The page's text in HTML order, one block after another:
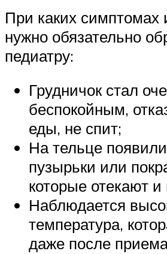
При каких симптомах
нужно обязательно
педиатру:
Грудничок стал
беспокойным,
еды, не спит;
На тельце
пузырьки или
которые отекают
Наблюдается
температура,
даже после